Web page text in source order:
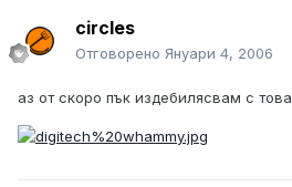
circles
Отговорено Януари 4, 2006
аз от скоро пък издебилясвам с това